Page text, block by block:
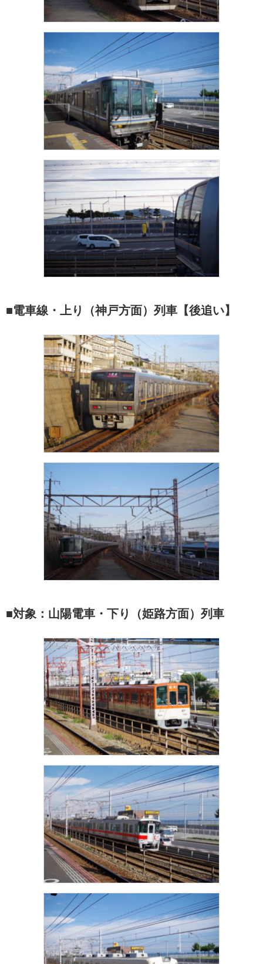
■電車線・上り（神戸方面）列車【後追い】
■対象：山陽電車・下り（姫路方面）列車